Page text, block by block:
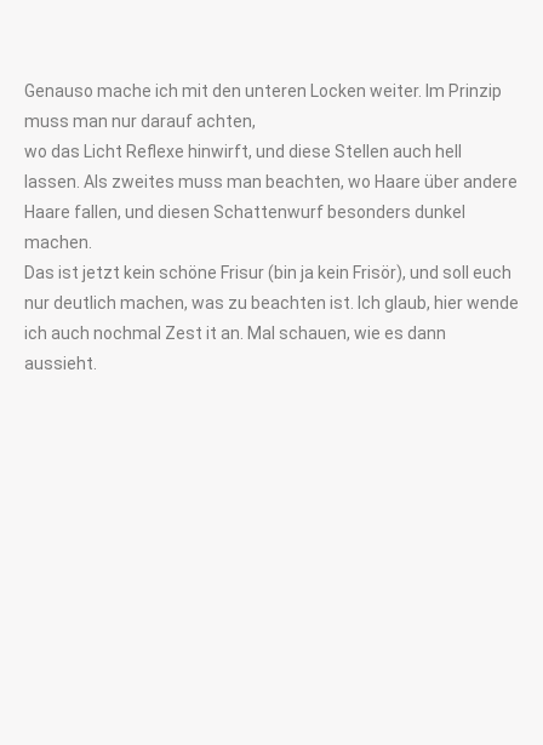
Genauso mache ich mit den unteren Locken weiter. Im Prinzip
muss man nur darauf achten,
wo das Licht Reflexe hinwirft, und diese Stellen auch hell
lassen. Als zweites muss man beachten, wo Haare über andere
Haare fallen, und diesen Schattenwurf besonders dunkel
machen.
Das ist jetzt kein schöne Frisur (bin ja kein Frisör), und soll euch
nur deutlich machen, was zu beachten ist. Ich glaub, hier wende
ich auch nochmal Zest it an. Mal schauen, wie es dann
aussieht.